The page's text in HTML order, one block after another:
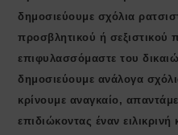
δημοσιεύουμε σχόλια
προσβλητικού ή σεξιστικού
επιφυλασσόμαστε του
δημοσιεύουμε ανάλογα
κρίνουμε αναγκαίο,
επιδιώκοντας έναν